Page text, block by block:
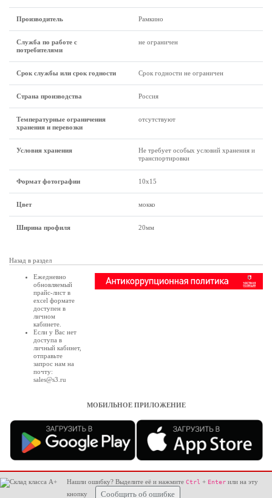
Производитель Рамкино
Служба по работе с
потребителями
не ограничен
Срок службы или срок годности Срок годности не ограничен
Страна производства Россия
Температурные ограничения
хранения и перевозки
отсутствуют
Условия хранения
Не требует особых условий хранения и
транспортировки
Формат фотографии 10х15
Цвет мокко
Ширина профиля 20мм
Назад в раздел
Ежедневно
обновляемый
прайс-лист в
excel формате
доступен в
личном
кабинете
Если у Вас нет
доступа в
личный кабинет,
отправьте
запрос нам на
почту:
sales@s3.ru
МОБИЛЬНОЕ ПРИЛОЖЕНИЕ
Нашли ошибку? Выделите её и нажмите Ctrl + Enter или на эту
кнопку
Сообщить об ошибке